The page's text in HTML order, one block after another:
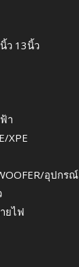
ว 13นิ้ว
า
XPE
อุปกรณ์
ยไฟ